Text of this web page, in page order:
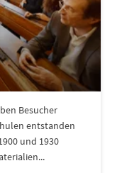
Besucher
entstanden
und 1930